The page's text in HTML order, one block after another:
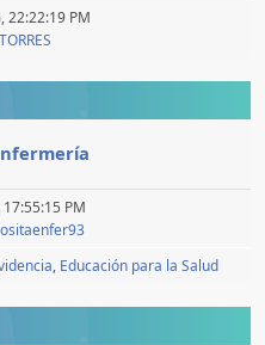
22:22:19 PM
PM
Educación para la Salud